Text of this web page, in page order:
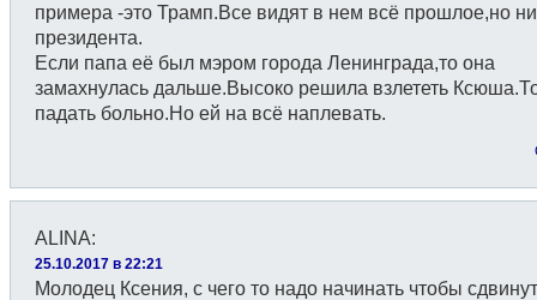
примера -это Трамп.Все видят в нем всё прошлое,но ни
президента.
Если папа её был мэром города Ленинграда,то она
замахнулась дальше.Высоко решила взлететь
падать больно.Но ей на всё наплевать.
ALINA:
25.10.2017 в 22:21
Молодец Ксения, с чего то надо начинать чтобы